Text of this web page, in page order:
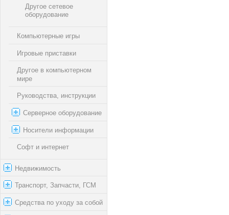
Другое сетевое
оборудование
Компьютерные игры
Игровые приставки
Другое в компьютерном
мире
Руководства, инструкции
Серверное оборудование
Носители информации
Софт и интернет
Недвижимость
Транспорт, Запчасти, ГСМ
Средства по уходу за собой